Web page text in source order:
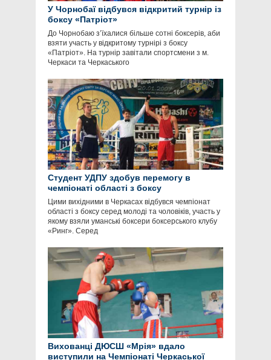
У Чорнобаї відбувся відкритий турнір із
боксу «Патріот»
До Чорнобаю з’їхалися більше сотні боксерів, аби
взяти участь у відкритому турнірі з боксу
«Патріот». На турнір завітали спортсмени з м.
Черкаси та Черкаського
Студент УДПУ здобув перемогу в
чемпіонаті області з боксу
Цими вихідними в Черкасах відбувся чемпіонат
області з боксу серед молоді та чоловіків, участь у
якому взяли уманські боксери боксерського клубу
«Ринг». Серед
Вихованці ДЮСШ «Мрія» вдало
виступили на Чемпіонаті Черкаської